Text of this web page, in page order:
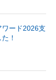
ワード2026支
！